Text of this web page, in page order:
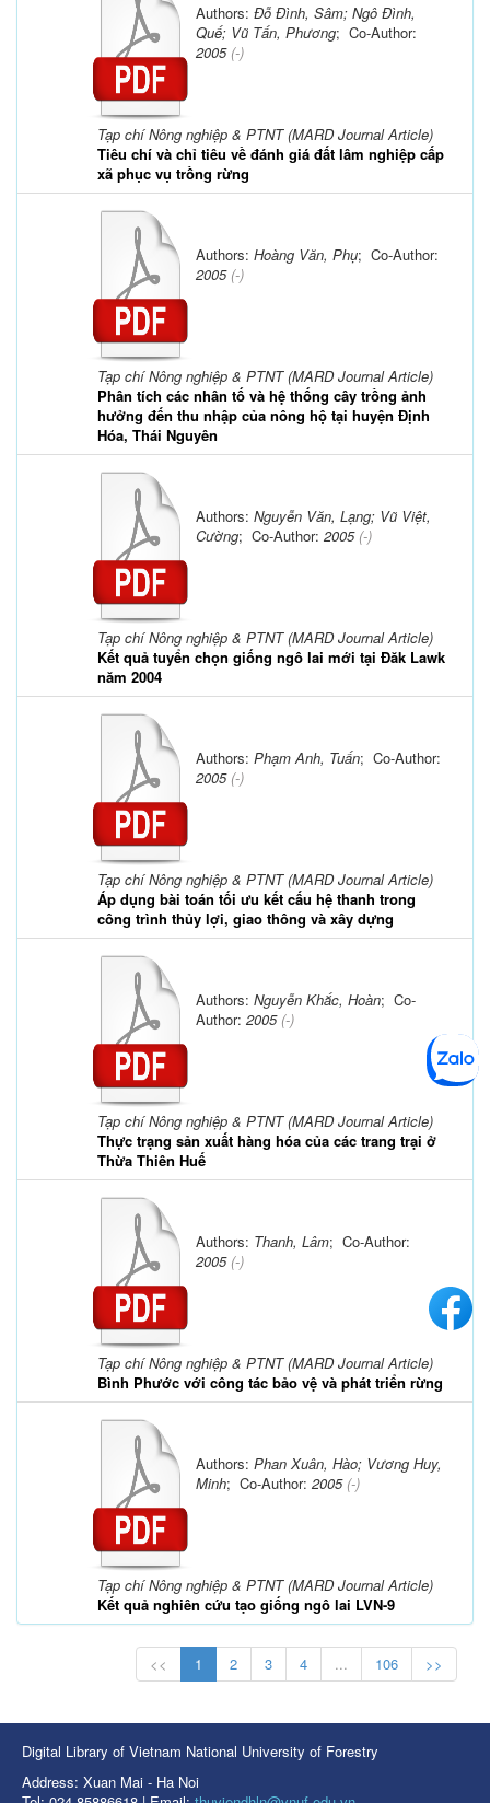
Tạp chí Nông nghiệp & PTNT (MARD Journal Article)
Tiêu chí và chỉ tiêu về đánh giá đất lâm nghiệp cấp
xã phục vụ trồng rừng
Authors: Đỗ Đình, Sâm; Ngô Đình,
Quế; Vũ Tấn, Phương; Co-Author:
2005(-)
Tạp chí Nông nghiệp & PTNT (MARD Journal Article)
Phân tích các nhân tố và hệ thống cây trồng ảnh
hưởng đến thu nhập của nông hộ tại huyện Định
Hóa, Thái Nguyên
Authors: Hoàng Văn, Phụ; Co-Author:
2005(-)
Tạp chí Nông nghiệp & PTNT (MARD Journal Article)
Kết quả tuyển chọn giống ngô lai mới tại Đăk Lawk
năm 2004
Authors: Nguyễn Văn, Lạng; Vũ Việt,
Cường; Co-Author: 2005(-)
Tạp chí Nông nghiệp & PTNT (MARD Journal Article)
Áp dụng bài toán tối ưu kết cấu hệ thanh trong
công trình thủy lợi, giao thông và xây dựng
Authors: Phạm Anh, Tuấn; Co-Author:
2005(-)
Tạp chí Nông nghiệp & PTNT (MARD Journal Article)
Thực trạng sản xuất hàng hóa của các trang trại ở
Thừa Thiên Huế
Authors: Nguyễn Khắc, Hoàn; Co-
Author: 2005(-)
Tạp chí Nông nghiệp & PTNT (MARD Journal Article)
Bình Phước với công tác bảo vệ và phát triển rừng
Authors: Thanh, Lâm; Co-Author:
2005(-)
Tạp chí Nông nghiệp & PTNT (MARD Journal Article)
Kết quả nghiên cứu tạo giống ngô lai LVN-9
Authors: Phan Xuân, Hào; Vương Huy,
Minh; Co-Author: 2005(-)
<< 1 2 3 4 ... 106 >>
Digital Library of Vietnam National University of Forestry
Address: Xuan Mai - Ha Noi